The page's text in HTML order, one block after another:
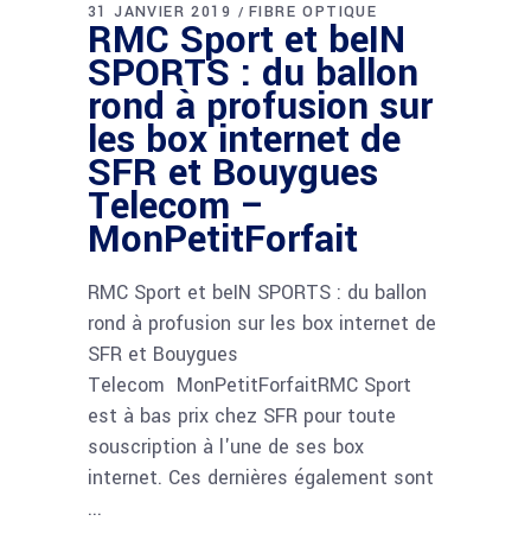
31 JANVIER 2019 FIBRE OPTIQUE
RMC Sport et beIN
SPORTS : du ballon
rond à profusion sur
les box internet de
SFR et Bouygues
Telecom –
MonPetitForfait
RMC Sport et beIN SPORTS : du ballon
rond à profusion sur les box internet de
SFR et Bouygues
Telecom MonPetitForfaitRMC Sport
est à bas prix chez SFR pour toute
souscription à l'une de ses box
internet. Ces dernières également sont